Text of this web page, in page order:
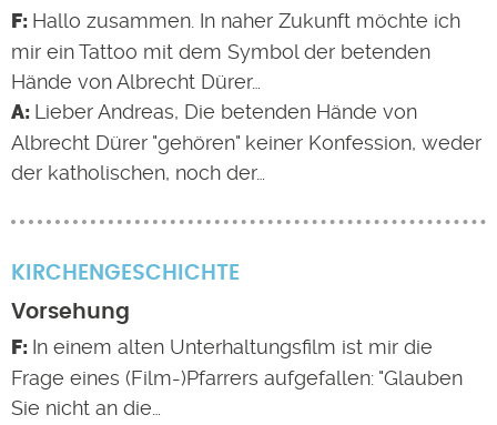
Hallo zusammen. In naher Zukunft möchte ich
mir ein Tattoo mit dem Symbol der betenden
Hände von Albrecht Dürer…
Lieber Andreas, Die betenden Hände von
Albrecht Dürer "gehören" keiner Konfession, weder
der katholischen, noch der…
KIRCHENGESCHICHTE
Vorsehung
In einem alten Unterhaltungsfilm ist mir die
Frage eines (Film-)Pfarrers aufgefallen: "Glauben
Sie nicht an die…